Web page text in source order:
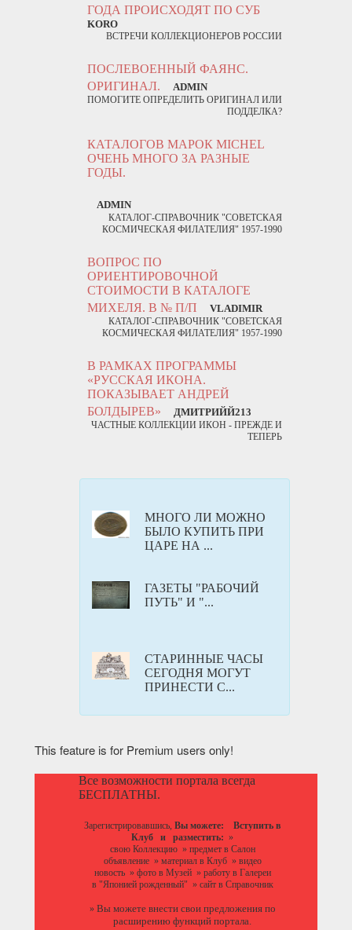
ГОДА ПРОИСХОДЯТ ПО СУБ
KORO
ВСТРЕЧИ КОЛЛЕКЦИОНЕРОВ РОССИИ
ПОСЛЕВОЕННЫЙ ФАЯНС.
ОРИГИНАЛ.
ADMIN
ПОМОГИТЕ ОПРЕДЕЛИТЬ ОРИГИНАЛ ИЛИ
ПОДДЕЛКА?
КАТАЛОГОВ МАРОК MICHEL
ОЧЕНЬ МНОГО ЗА РАЗНЫЕ
ГОДЫ.
ADMIN
КАТАЛОГ-СПРАВОЧНИК "СОВЕТСКАЯ
КОСМИЧЕСКАЯ ФИЛАТЕЛИЯ" 1957-1990
ВОПРОС ПО
ОРИЕНТИРОВОЧНОЙ
СТОИМОСТИ В КАТАЛОГЕ
МИХЕЛЯ. В № П/П
VLADIMIR
КАТАЛОГ-СПРАВОЧНИК "СОВЕТСКАЯ
КОСМИЧЕСКАЯ ФИЛАТЕЛИЯ" 1957-1990
В РАМКАХ ПРОГРАММЫ
«РУССКАЯ ИКОНА.
ПОКАЗЫВАЕТ АНДРЕЙ
БОЛДЫРЕВ»
ДМИТРИЙЙ213
ЧАСТНЫЕ КОЛЛЕКЦИИ ИКОН - ПРЕЖДЕ И
ТЕПЕРЬ
МНОГО ЛИ МОЖНО
БЫЛО КУПИТЬ ПРИ
ЦАРЕ НА ...
ГАЗЕТЫ "РАБОЧИЙ
ПУТЬ" И "...
СТАРИННЫЕ ЧАСЫ
СЕГОДНЯ МОГУТ
ПРИНЕСТИ С...
This feature is for Premium users only!
Все возможности портала всегда
БЕСПЛАТНЫ.
Зарегистрировавшись, Вы можете:
Вступить в
Клуб
и разместить: »
свою Коллекцию» предмет в Салон
объявление» материал в Клуб» видео
новость» фото в Музей» работу в Галереи
в "Японией рожденный" » сайт в Справочник
» Вы можете внести свои предложенияпо
расширению функций портала.